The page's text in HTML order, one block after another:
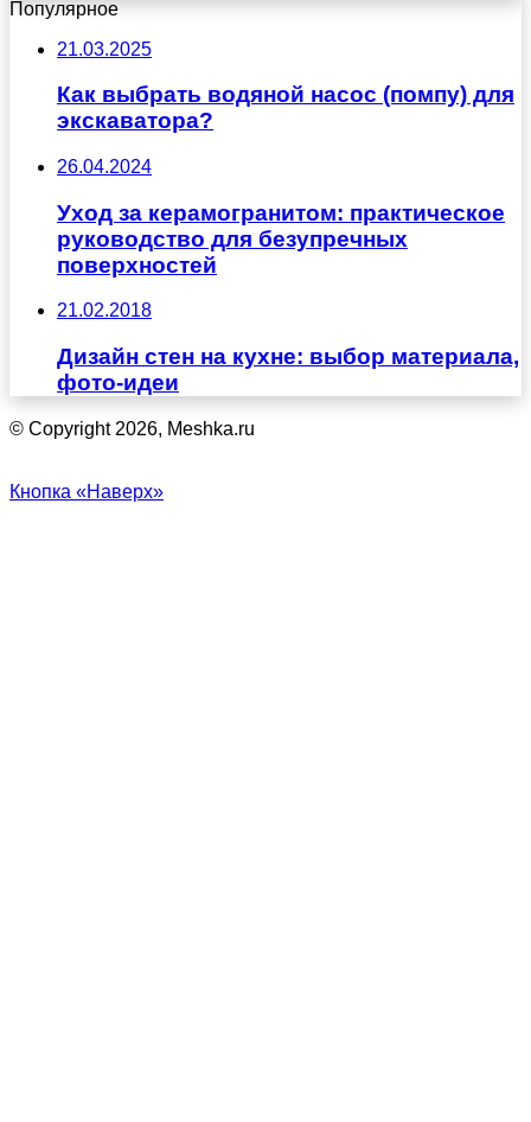
Популярное
21.03.2025
Как выбрать водяной насос (помпу) для
экскаватора?
26.04.2024
Уход за керамогранитом: практическое
руководство для безупречных
поверхностей
21.02.2018
Дизайн стен на кухне: выбор материала,
фото-идеи
© Copyright 2026, Meshka.ru
Кнопка «Наверх»